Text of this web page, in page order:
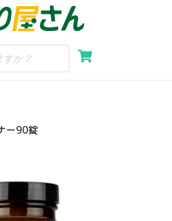
ー90錠